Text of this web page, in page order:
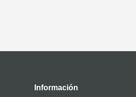
Información